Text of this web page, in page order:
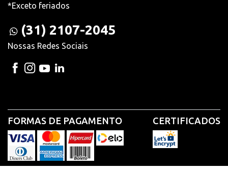
*Exceto feriados
(31) 2107-2045
Nossas Redes Sociais
FORMAS DE PAGAMENTO CERTIFICADOS